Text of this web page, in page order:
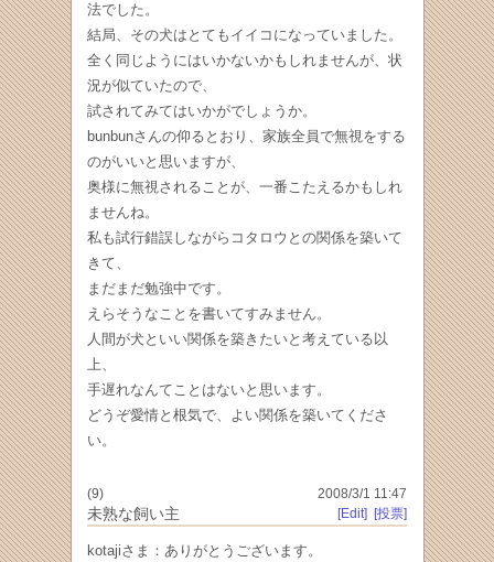
法でした。
結局、その犬はとてもイイコになっていました。
全く同じようにはいかないかもしれませんが、状
況が似ていたので、
試されてみてはいかがでしょうか。
bunbunさんの仰るとおり、家族全員で無視をする
のがいいと思いますが、
奥様に無視されることが、一番こたえるかもしれ
ませんね。
私も試行錯誤しながらコタロウとの関係を築いて
きて、
まだまだ勉強中です。
えらそうなことを書いてすみません。
人間が犬といい関係を築きたいと考えている以
上、
手遅れなんてことはないと思います。
どうぞ愛情と根気で、よい関係を築いてくださ
い。
(9)
未熟な飼い主
2008/3/1 11:47
[Edit]
[投票]
kotajiさま：ありがとうございます。